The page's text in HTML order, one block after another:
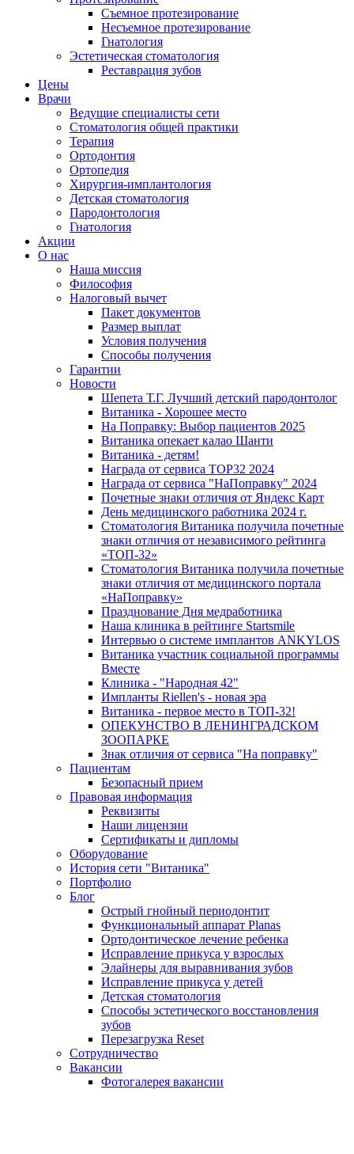
Съемное протезирование
Несъемное протезирование
Гнатология
Эстетическая стоматология
Реставрация зубов
Цены
Врачи
Ведущие специалисты сети
Стоматология общей практики
Терапия
Ортодонтия
Ортопедия
Хирургия-имплантология
Детская стоматология
Пародонтология
Гнатология
Акции
О нас
Наша миссия
Философия
Налоговый вычет
Пакет документов
Размер выплат
Условия получения
Способы получения
Гарантии
Новости
Шепета Т.Г. Лучший детский пародонтолог
Витаника - Хорошее место
На Поправку: Выбор пациентов 2025
Витаника опекает калао Шанти
Витаника - детям!
Награда от сервиса TOP32 2024
Награда от сервиса "НаПоправку" 2024
Почетные знаки отличия от Яндекс Карт
День медицинского работника 2024 г.
Стоматология Витаника получила почетные
знаки отличия от независимого рейтинга
«ТОП-32»
Стоматология Витаника получила почетные
знаки отличия от медицинского портала
«НаПоправку»
Празднование Дня медработника
Наша клиника в рейтинге Startsmile
Интервью о системе имплантов ANKYLOS
Витаника участник социальной программы
Вместе
Клиника - "Народная 42"
Импланты Riellen's - новая эра
Витаника - первое место в ТОП-32!
ОПЕКУНСТВО В ЛЕНИНГРАДСКОМ
ЗООПАРКЕ
Знак отличия от сервиса "На поправку"
Пациентам
Безопасный прием
Правовая информация
Реквизиты
Наши лицензии
Сертификаты и дипломы
Оборудование
История сети "Витаника"
Портфолио
Блог
Острый гнойный периодонтит
Функциональный аппарат Planas
Ортодонтическое лечение ребенка
Исправление прикуса у взрослых
Элайнеры для выравнивания зубов
Исправление прикуса у детей
Детская стоматология
Способы эстетического восстановления
зубов
Перезагрузка Reset
Сотрудничество
Вакансии
Фотогалерея вакансии